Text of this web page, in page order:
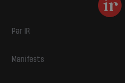
Par IR
Manifests